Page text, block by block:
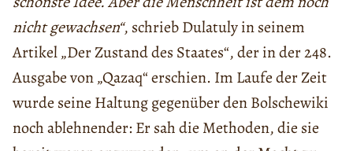
nicht gewachsen“, schrieb Dulatuly in seinem
Artikel „Der Zustand des Staates“, der in der 248.
Ausgabe von „Qazaq“ erschien. Im Laufe der Zeit
wurde seine Haltung gegenüber den Bolschewiki
noch ablehnender: Er sah die Methoden, die sie